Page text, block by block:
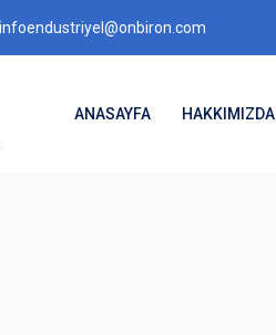
infoendustriyel@onbiron.com
ANASAYFA HAKKIMIZDA